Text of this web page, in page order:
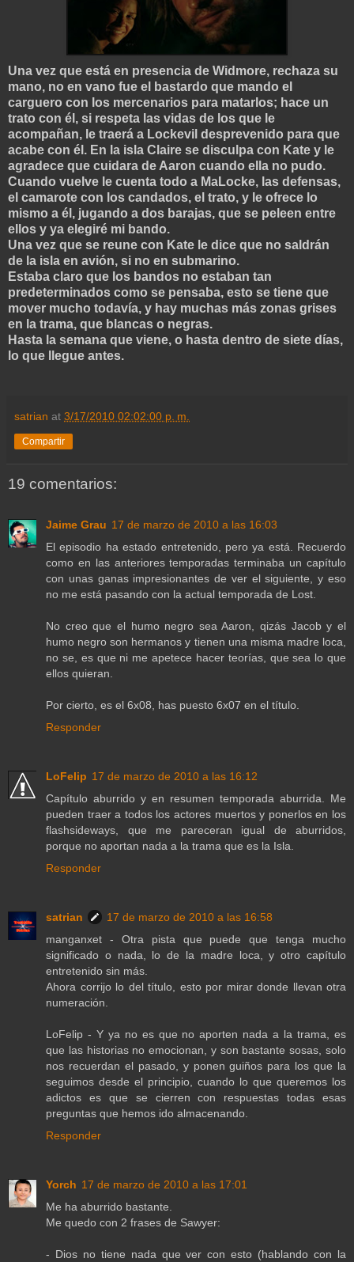
Una vez que está en presencia de Widmore, rechaza su
mano, no en vano fue el bastardo que mando el
carguero con los mercenarios para matarlos; hace un
trato con él, si respeta las vidas de los que le
acompañan, le traerá a Lockevil desprevenido para que
acabe con él. En la isla Claire se disculpa con Kate y le
agradece que cuidara de Aaron cuando ella no pudo.
Cuando vuelve le cuenta todo a MaLocke, las defensas,
el camarote con los candados, el trato, y le ofrece lo
mismo a él, jugando a dos barajas, que se peleen entre
ellos y ya elegiré mi bando.
Una vez que se reune con Kate le dice que no saldrán
de la isla en avión, si no en submarino.
Estaba claro que los bandos no estaban tan
predeterminados como se pensaba, esto se tiene que
mover mucho todavía, y hay muchas más zonas grises
en la trama, que blancas o negras.
Hasta la semana que viene, o hasta dentro de siete días,
lo que llegue antes.
satrian at 3/17/2010 02:02:00 p. m.
Compartir
19 comentarios:
Jaime Grau 17 de marzo de 2010 a las 16:03
El episodio ha estado entretenido, pero ya está. Recuerdo
como en las anteriores temporadas terminaba un capítulo
con unas ganas impresionantes de ver el siguiente, y eso
no me está pasando con la actual temporada de Lost.
No creo que el humo negro sea Aaron, qizás Jacob y el
humo negro son hermanos y tienen una misma madre loca,
no se, es que ni me apetece hacer teorías, que sea lo que
ellos quieran.
Por cierto, es el 6x08, has puesto 6x07 en el título.
Responder
LoFelip 17 de marzo de 2010 a las 16:12
Capítulo aburrido y en resumen temporada aburrida. Me
pueden traer a todos los actores muertos y ponerlos en los
flashsideways, que me pareceran igual de aburridos,
porque no aportan nada a la trama que es la Isla.
Responder
satrian
17 de marzo de 2010 a las 16:58
manganxet - Otra pista que puede que tenga mucho
significado o nada, lo de la madre loca, y otro capítulo
entretenido sin más.
Ahora corrijo lo del título, esto por mirar donde llevan otra
numeración.
LoFelip - Y ya no es que no aporten nada a la trama, es
que las historias no emocionan, y son bastante sosas, solo
nos recuerdan el pasado, y ponen guiños para los que la
seguimos desde el principio, cuando lo que queremos los
adictos es que se cierren con respuestas todas esas
preguntas que hemos ido almacenando.
Responder
Yorch 17 de marzo de 2010 a las 17:01
Me ha aburrido bastante.
Me quedo con 2 frases de Sawyer:
- Dios no tiene nada que ver con esto (hablando con la